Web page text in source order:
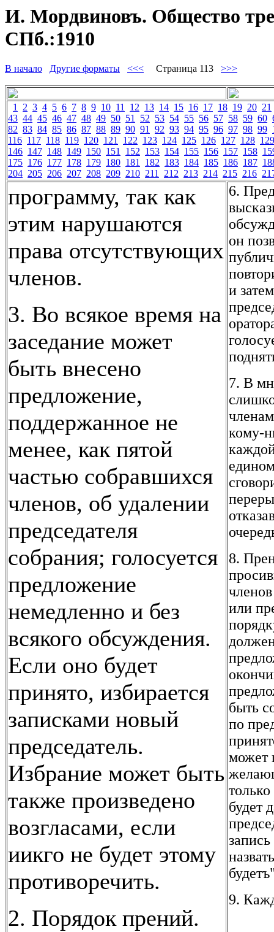
И. Мордвиновъ. Общество
СПб.:1910
В начало Другие форматы <<< Страница 113 >>>
1 2 3 4 5 6 7 8 9 10 11 12 13 14 15 16 17 18 19 20 21
43 44 45 46 47 48 49 50 51 52 53 54 55 56 57 58 59 60
82 83 84 85 86 87 88 89 90 91 92 93 94 95 96 97 98 99
116 117 118 119 120 121 122 123 124 125 126 127 128 129
146 147 148 149 150 151 152 153 154 155 156 157 158
175 176 177 178 179 180 181 182 183 184 185 186 187
204 205 206 207 208 209 210 211 212 213 214 215 216
программу, так как
этим нарушаются
права отсутствующих
членов.
3. Во всякое время на
заседание может
быть внесено
предложение,
поддержанное не
менее, как пятой
частью собравшихся
членов, об удалении
председателя
собрания; голосуется
предложение
немедленно и без
всякого обсуждения.
Если оно будет
принято, избирается
записками новый
председатель.
Избрание может быть
также произведено
возгласами, если
иикго не будет этому
противоречить.
2. Порядок прений.
6.
он
и
7. В
кому-
8.
или
быть
по
может
будет
9.